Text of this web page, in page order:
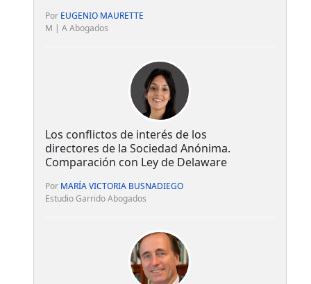
Por EUGENIO MAURETTE
M | A Abogados
Los conflictos de interés de los
directores de la Sociedad Anónima.
Comparación con Ley de Delaware
Por MARÍA VICTORIA BUSNADIEGO
Estudio Garrido Abogados